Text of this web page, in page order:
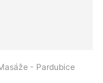
- Pardubice